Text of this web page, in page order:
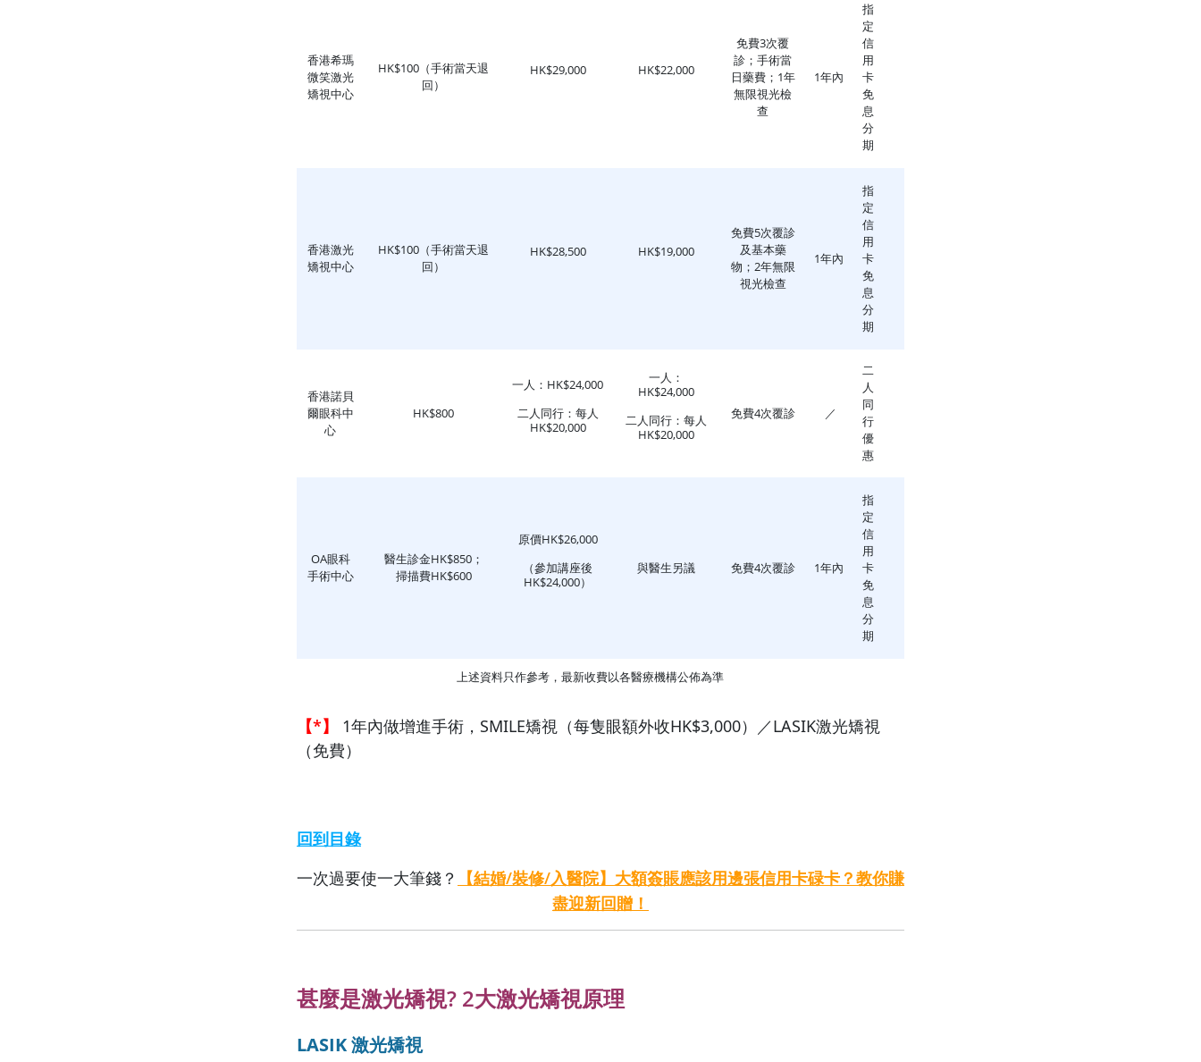
香港希瑪
微笑激光
矯視中心
HK$100（手術當天退
回）
HK$29,000 HK$22,000
免費3次覆
診；手術當
日藥費；1年
無限視光檢
查
1年內
指
定
信
用
卡
免
息
分
期
香港激光
矯視中心
HK$100（手術當天退
回）
HK$28,500 HK$19,000
免費5次覆診
及基本藥
物；2年無限
視光檢查
1年內
指
定
信
用
卡
免
息
分
期
香港諾貝
爾眼科中
心
HK$800
一人：HK$24,000
二人同行：每人
HK$20,000
一人：
HK$24,000
二人同行：每人
HK$20,000
免費4次覆診 ／
二
人
同
行
優
惠
OA眼科
手術中心
醫生診金HK$850；
掃描費HK$600
原價HK$26,000
（參加講座後
HK$24,000）
與醫生另議 免費4次覆診 1年內
指
定
信
用
卡
免
息
分
期
上述資料只作參考，最新收費以各醫療機構公佈為準
【*】
1年內做增進手術，SMILE矯視（每隻眼額外收HK$3,000）／LASIK激光矯視
（免費）
回到目錄
一次過要使一大筆錢？
【結婚/裝修/入醫院】大額簽賬應該用邊張信用卡碌卡？教你賺
盡迎新回贈！
甚麼是激光矯視? 2大激光矯視原理
LASIK 激光矯視